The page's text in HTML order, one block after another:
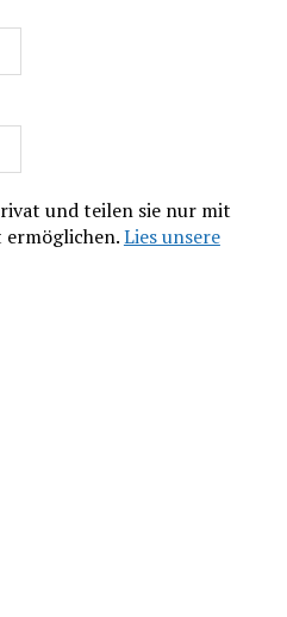
und teilen sie nur mit
ermöglichen.Lies unsere